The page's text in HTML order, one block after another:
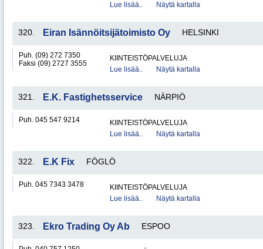
Lue lisää..
Näytä kartalla
320. Eiran Isännöitsijätoimisto Oy HELSINKI
Puh. (09) 272 7350
Faksi (09) 2727 3555
KIINTEISTÖPALVELUJA
Lue lisää..
Näytä kartalla
321. E.K. Fastighetsservice NÄRPIÖ
Puh. 045 547 9214
KIINTEISTÖPALVELUJA
Lue lisää..
Näytä kartalla
322. E.K Fix FÖGLÖ
Puh. 045 7343 3478
KIINTEISTÖPALVELUJA
Lue lisää..
Näytä kartalla
323. Ekro Trading Oy Ab ESPOO